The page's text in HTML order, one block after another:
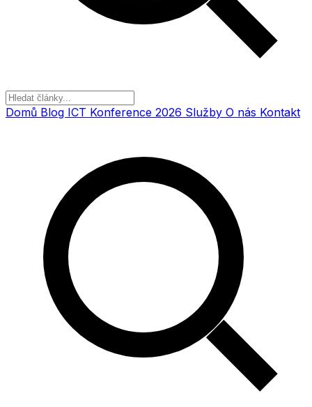
Domů Blog ICT Konference 2026 Služby O nás Kontakt